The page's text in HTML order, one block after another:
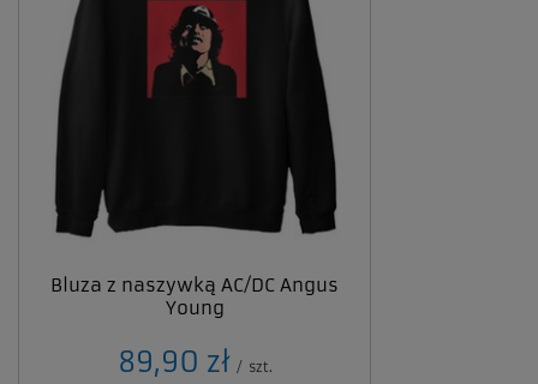
Bluza z naszywką AC/DC Angus
Young
89,90 zł / szt.